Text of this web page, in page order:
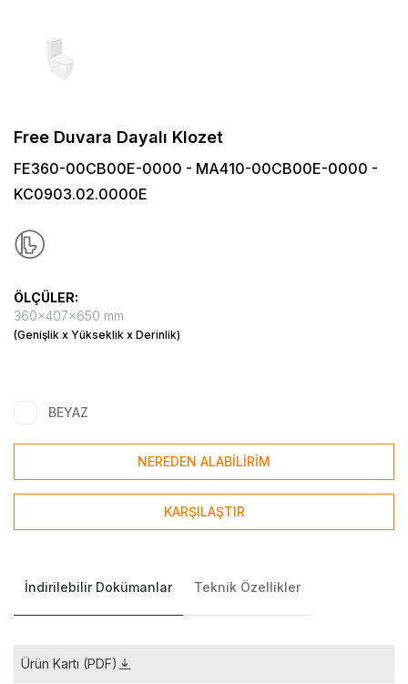
Free Duvara Dayalı Klozet
FE360-00CB00E-0000 - MA410-00CB00E-0000 -
KC0903.02.0000E
ÖLÇÜLER:
360x407x650 mm
(Genişlik x Yükseklik x Derinlik)
BEYAZ
NEREDEN ALABİLİRİM
KARŞILAŞTIR
İndirilebilir Dokümanlar Teknik Özellikler
Ürün Kartı (PDF)